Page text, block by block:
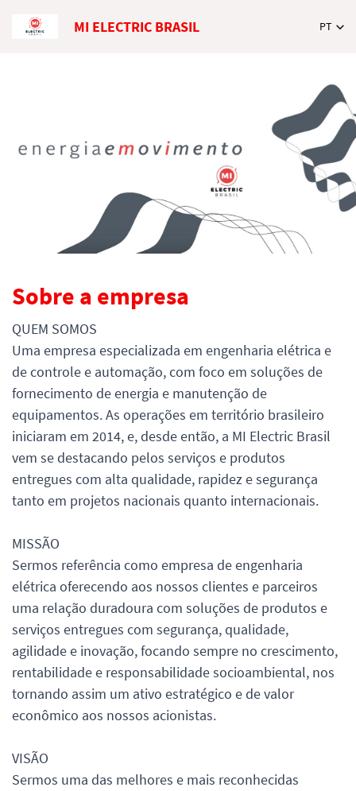
MI ELECTRIC BRASIL PT
Sobre a empresa
QUEM SOMOS
Uma empresa especializada em engenharia elétrica e
de controle e automação, com foco em soluções de
fornecimento de energia e manutenção de
equipamentos. As operações em território brasileiro
iniciaram em 2014, e, desde então, a MI Electric Brasil
vem se destacando pelos serviços e produtos
entregues com alta qualidade, rapidez e segurança
tanto em projetos nacionais quanto internacionais.
MISSÃO
Sermos referência como empresa de engenharia
elétrica oferecendo aos nossos clientes e parceiros
uma relação duradoura com soluções de produtos e
serviços entregues com segurança, qualidade,
agilidade e inovação, focando sempre no crescimento,
rentabilidade e responsabilidade socioambiental, nos
tornando assim um ativo estratégico e de valor
econômico aos nossos acionistas.
VISÃO
Sermos uma das melhores e mais reconhecidas